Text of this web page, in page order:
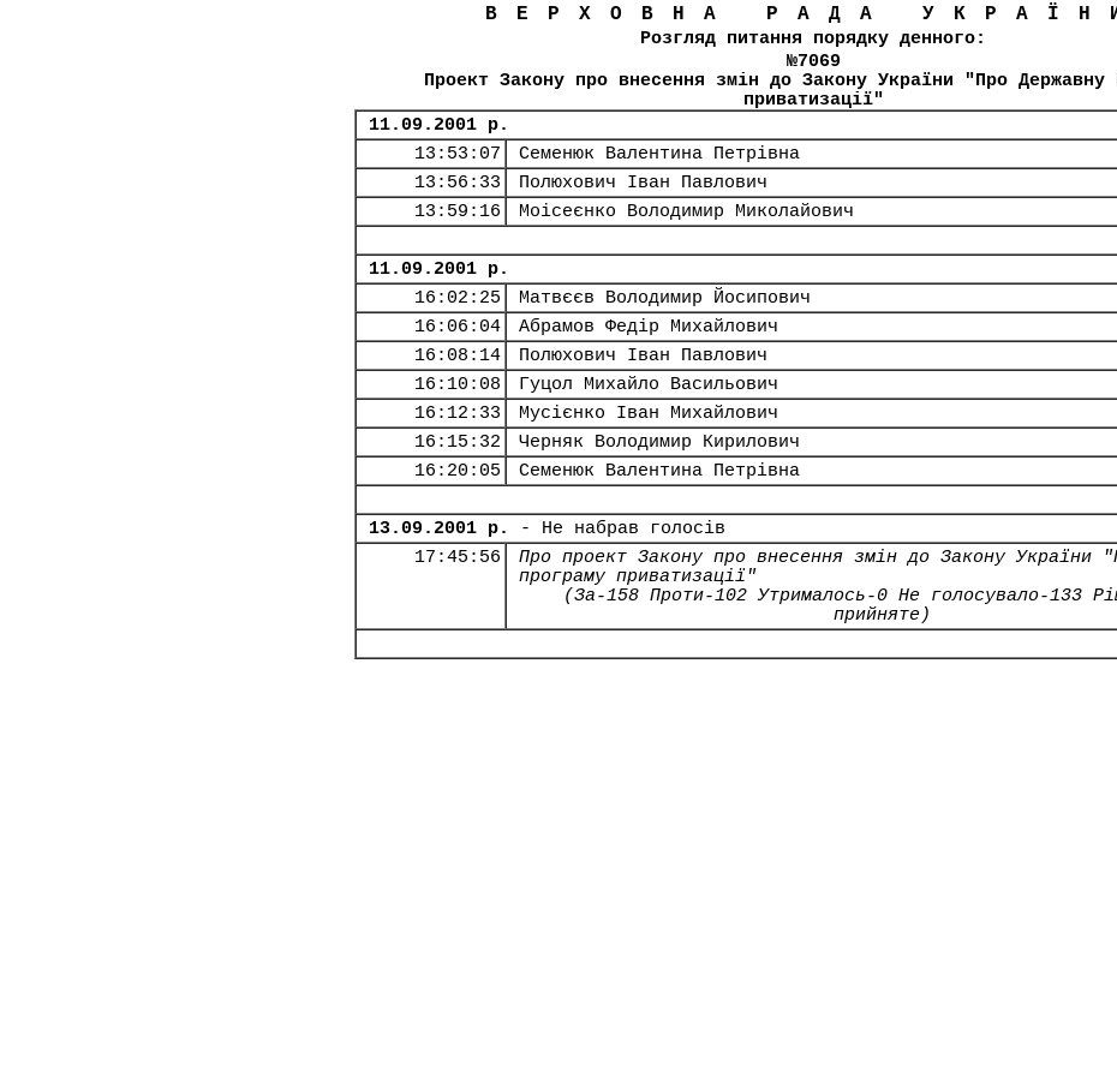
ВЕРХОВНА РАДА
Розгляд питання порядку денного:
№7069
Проект Закону про внесення змін до Закону України "Про Державну
приватизації"
11.09.2001 р.
13:53:07
Семенюк Валентина Петрівна
13:56:33
Полюхович Іван Павлович
13:59:16
Моісеєнко Володимир Миколайович
11.09.2001 р.
16:02:25
Матвєєв Володимир Йосипович
16:06:04
Абрамов Федір Михайлович
16:08:14
Полюхович Іван Павлович
16:10:08
Гуцол Михайло Васильович
16:12:33
Мусієнко Іван Михайлович
16:15:32
Черняк Володимир Кирилович
16:20:05
Семенюк Валентина Петрівна
13.09.2001 р.
- Не набрав голосів
17:45:56
Про проект Закону про внесення змін до Закону України
програму приватизації"
(За-158 Проти-102 Утрималось-0 Не голосувало-133
прийняте)